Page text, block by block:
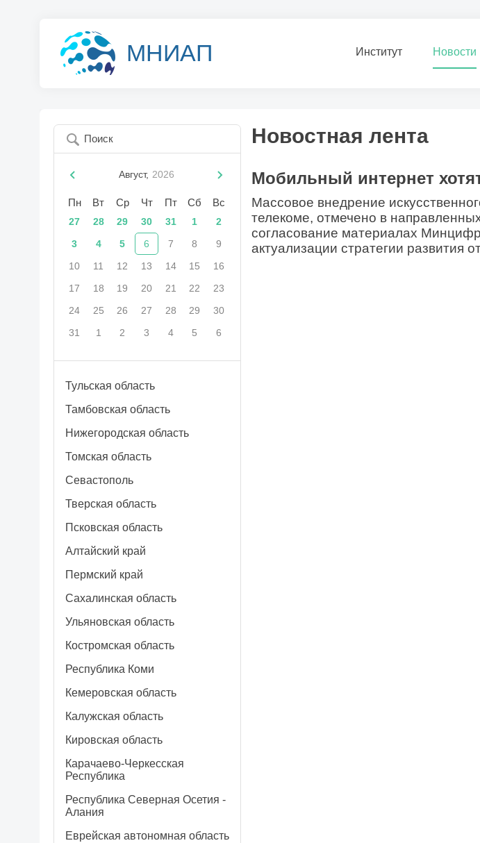
МНИАП Институт Новости
Август, 2026
Пн Вт Ср Чт Пт Сб Вс
27 28 29 30 31 1
2
3
4 5 6 7 8
9
10
11 12 13 14 15
16
17
18 19 20 21 22
23
24
25 26 27 28 29
30
31
1 2 3 4 5 6
Тульская область
Тамбовская область
Нижегородская область
Томская область
Севастополь
Тверская область
Псковская область
Алтайский край
Пермский край
Сахалинская область
Ульяновская область
Костромская область
Республика Коми
Кемеровская область
Калужская область
Кировская область
Карачаево-Черкесская
Республика
Республика Северная Осетия -
Алания
Еврейская автономная область
Новостная лента
Мобильный интернет
Массовое внедрение
телекоме, отмечено в
согласование материалах
актуализации стратегии развития